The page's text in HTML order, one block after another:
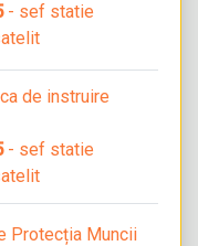
- sef statie
de instruire
- sef statie
Protecția Muncii